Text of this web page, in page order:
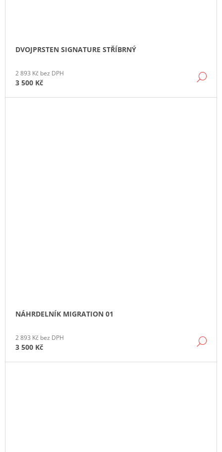
DVOJPRSTEN SIGNATURE STŘÍBRNÝ
2 893 Kč bez DPH
3 500 Kč
NÁHRDELNÍK MIGRATION 01
2 893 Kč bez DPH
3 500 Kč